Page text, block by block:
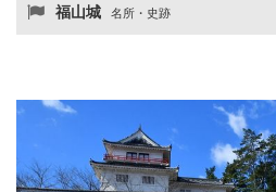
福山城 名所・史跡